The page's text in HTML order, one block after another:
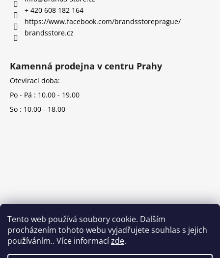
Tento web používá soubory cookie. Dalším
procházením tohoto webu vyjadřujete souhlas s jejich
používáním.. Více informacízde.
+ 420 608 182 164
https://www.facebook.com/brandsstoreprague/
brandsstore.cz
Kamenná prodejna v centru Prahy
Otevírací doba:
Po - Pá : 10.00 - 19.00
So : 10.00 - 18.00